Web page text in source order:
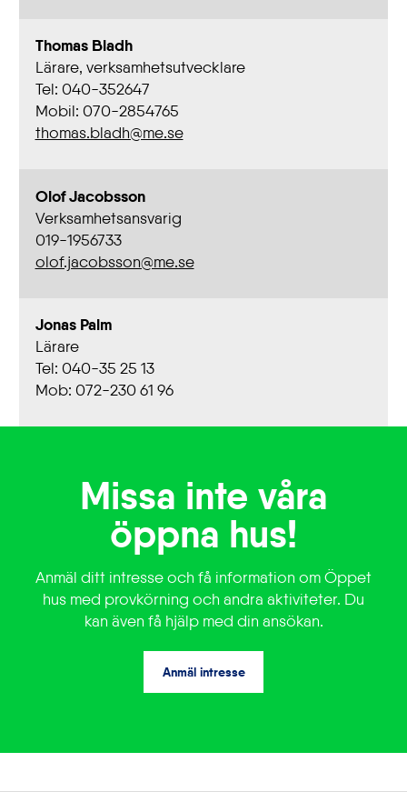
Thomas Bladh
Lärare, verksamhetsutvecklare
Tel: 040-352647
Mobil: 070-2854765
thomas.bladh@me.se
Olof Jacobsson
Verksamhetsansvarig
019-1956733
olof.jacobsson@me.se
Jonas Palm
Lärare
Tel: 040-35 25 13
Mob: 072-230 61 96
Missa inte våra
öppna hus!
Anmäl ditt intresse och få information om Öppet
hus med provkörning och andra aktiviteter. Du
kan även få hjälp med din ansökan.
Anmäl intresse